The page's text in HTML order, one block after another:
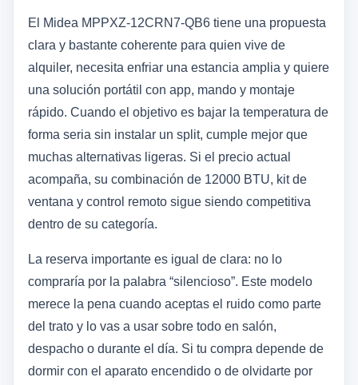
El Midea MPPXZ-12CRN7-QB6 tiene una propuesta
clara y bastante coherente para quien vive de
alquiler, necesita enfriar una estancia amplia y quiere
una solución portátil con app, mando y montaje
rápido. Cuando el objetivo es bajar la temperatura de
forma seria sin instalar un split, cumple mejor que
muchas alternativas ligeras. Si el precio actual
acompaña, su combinación de 12000 BTU, kit de
ventana y control remoto sigue siendo competitiva
dentro de su categoría.
La reserva importante es igual de clara: no lo
compraría por la palabra “silencioso”. Este modelo
merece la pena cuando aceptas el ruido como parte
del trato y lo vas a usar sobre todo en salón,
despacho o durante el día. Si tu compra depende de
dormir con el aparato encendido o de olvidarte por